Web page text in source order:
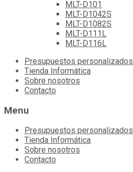
MLT-D101
MLT-D1042S
MLT-D1082S
MLT-D111L
MLT-D116L
Skip
content
Presupuestos personalizados
Tienda Informática
Sobre nosotros
Contacto
Menu
Presupuestos personalizados
Tienda Informática
Sobre nosotros
Contacto